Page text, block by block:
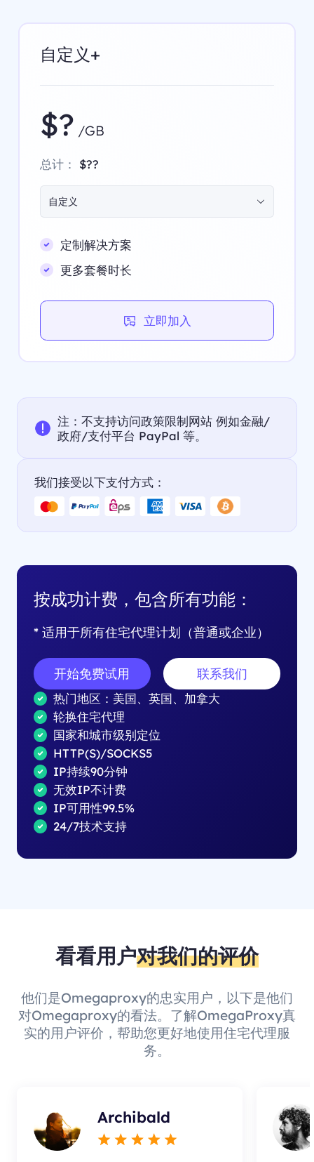
自定义+
$? /GB
总计： $??
自定义
定制解决方案
更多套餐时长
立即加入
注：不支持访问政策限制网站 例如金融/
政府/支付平台 PayPal 等。
我们接受以下支付方式：
按成功计费，包含所有功能：
* 适用于所有住宅代理计划（普通或企业）
开始免费试用 联系我们
热门地区：美国、英国、加拿大
轮换住宅代理
国家和城市级别定位
HTTP(S)/SOCKS5
IP持续90分钟
无效IP不计费
IP可用性99.5%
24/7技术支持
看看用户对我们的评价
他们是Omegaproxy的忠实用户，以下是他们
对Omegaproxy的看法。了解OmegaProxy真
实的用户评价，帮助您更好地使用住宅代理服
务。
Archibald